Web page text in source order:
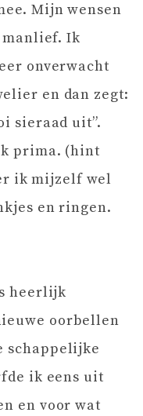
Mijn wensen
Ik
onverwacht
en dan zegt:
sieraad uit”.
prima. (hint
ik mijzelf wel
en ringen.
heerlijk
oorbellen
schappelijke
ik eens uit
en voor wat